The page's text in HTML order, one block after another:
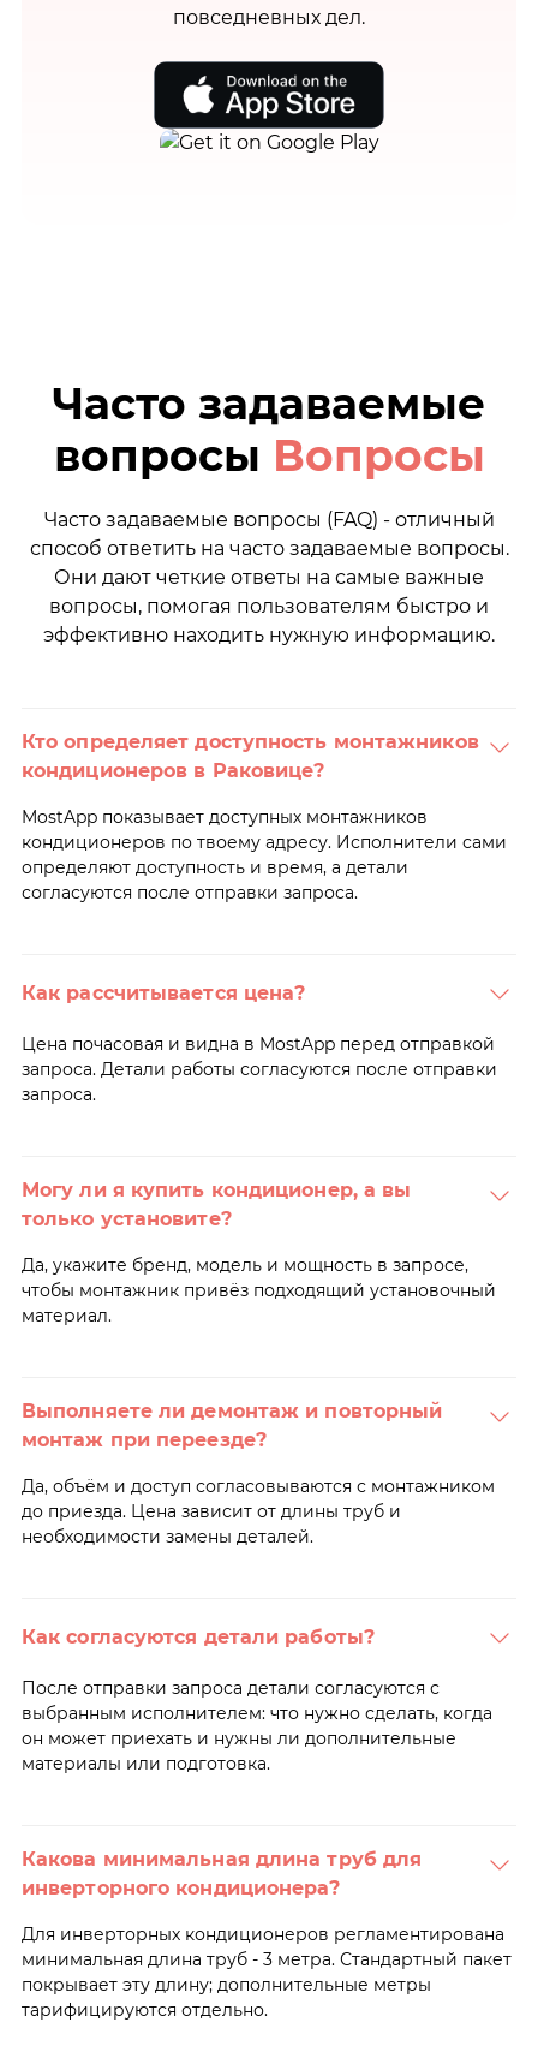
повседневных дел.
Часто задаваемые
вопросы Вопросы
Часто задаваемые вопросы (FAQ) - отличный
способ ответить на часто задаваемые вопросы.
Они дают четкие ответы на самые важные
вопросы, помогая пользователям быстро и
эффективно находить нужную информацию.
Кто определяет доступность монтажников
кондиционеров в Раковице?
MostApp показывает доступных монтажников
кондиционеров по твоему адресу. Исполнители сами
определяют доступность и время, а детали
согласуются после отправки запроса.
Как рассчитывается цена?
Цена почасовая и видна в MostApp перед отправкой
запроса. Детали работы согласуются после отправки
запроса.
Могу ли я купить кондиционер, а вы
только установите?
Да, укажите бренд, модель и мощность в запросе,
чтобы монтажник привёз подходящий установочный
материал.
Выполняете ли демонтаж и повторный
монтаж при переезде?
Да, объём и доступ согласовываются с монтажником
до приезда. Цена зависит от длины труб и
необходимости замены деталей.
Как согласуются детали работы?
После отправки запроса детали согласуются с
выбранным исполнителем: что нужно сделать, когда
он может приехать и нужны ли дополнительные
материалы или подготовка.
Какова минимальная длина труб для
инверторного кондиционера?
Для инверторных кондиционеров регламентирована
минимальная длина труб - 3 метра. Стандартный пакет
покрывает эту длину; дополнительные метры
тарифицируются отдельно.